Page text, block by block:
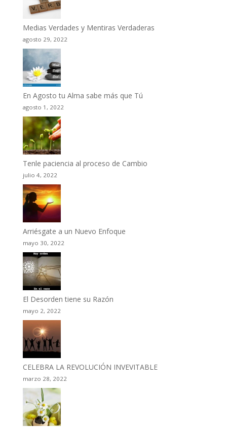
Medias Verdades y Mentiras Verdaderas
agosto 29, 2022
En Agosto tu Alma sabe más que Tú
agosto 1, 2022
Tenle paciencia al proceso de Cambio
julio 4, 2022
Arriésgate a un Nuevo Enfoque
mayo 30, 2022
El Desorden tiene su Razón
mayo 2, 2022
CELEBRA LA REVOLUCIÓN INVEVITABLE
marzo 28, 2022